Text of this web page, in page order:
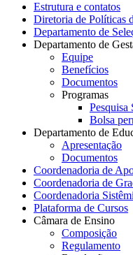
Estrutura e contatos
Diretoria de Políticas
Departamento de
Departamento de
Equipe
Benefícios
Documentos
Programas
Pesquisa
Bolsa
Departamento de
Apresentação
Documentos
Coordenadoria de
Coordenadoria de
Coordenadoria
Plataforma de Cursos
Câmara de Ensino
Composição
Regulamento